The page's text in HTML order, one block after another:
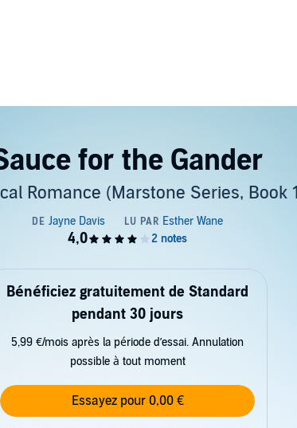
for the Gander
Romance (Marstone Series, Book
Bénéficiez gratuitement de Standard
pendant 30 jours
5,99 €/mois après la période d’essai. Annulation
possible à tout moment
Essayez pour 0,00 €